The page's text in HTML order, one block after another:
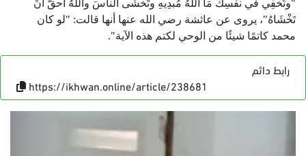
"وتُخفِي في نفْسِكَ مَا اللهُ مُبدِيهِ وتَخشَى الناسَ واللهُ أحقُّ أنْ
تَخْشَاهُ"، يروى عن عائشة رضي الله عنها أنها قالت: "لو كان
محمد كاتمًا شيئًا من الوحي لكتم هذه الآية".
رابط دائم
https://ikhwan.online/article/238681